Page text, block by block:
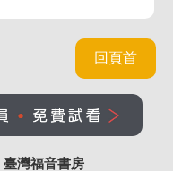
回頁首
臺灣福音書房